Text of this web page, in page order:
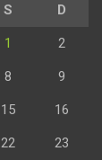
S D
1 2
8 9
15 16
22 23